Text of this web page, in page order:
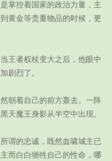
掌控着国家的政治力量，主
黄金等贵重物品的时候，更
者权杖变大之后，他眼中
剧烈了。
着自己的前方轰去。一阵
天魔王身影从半空中出现。
的忠诚，既然血啸城主已
而白白牺牲自己的性命，哪